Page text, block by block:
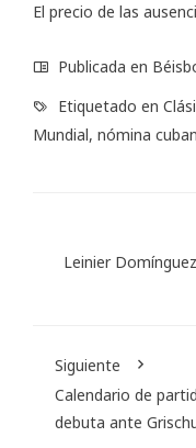
El precio de las
Publicada en
Etiquetado en
Mundial, nómina
Leinier
Siguiente
Calendario de
debuta ante